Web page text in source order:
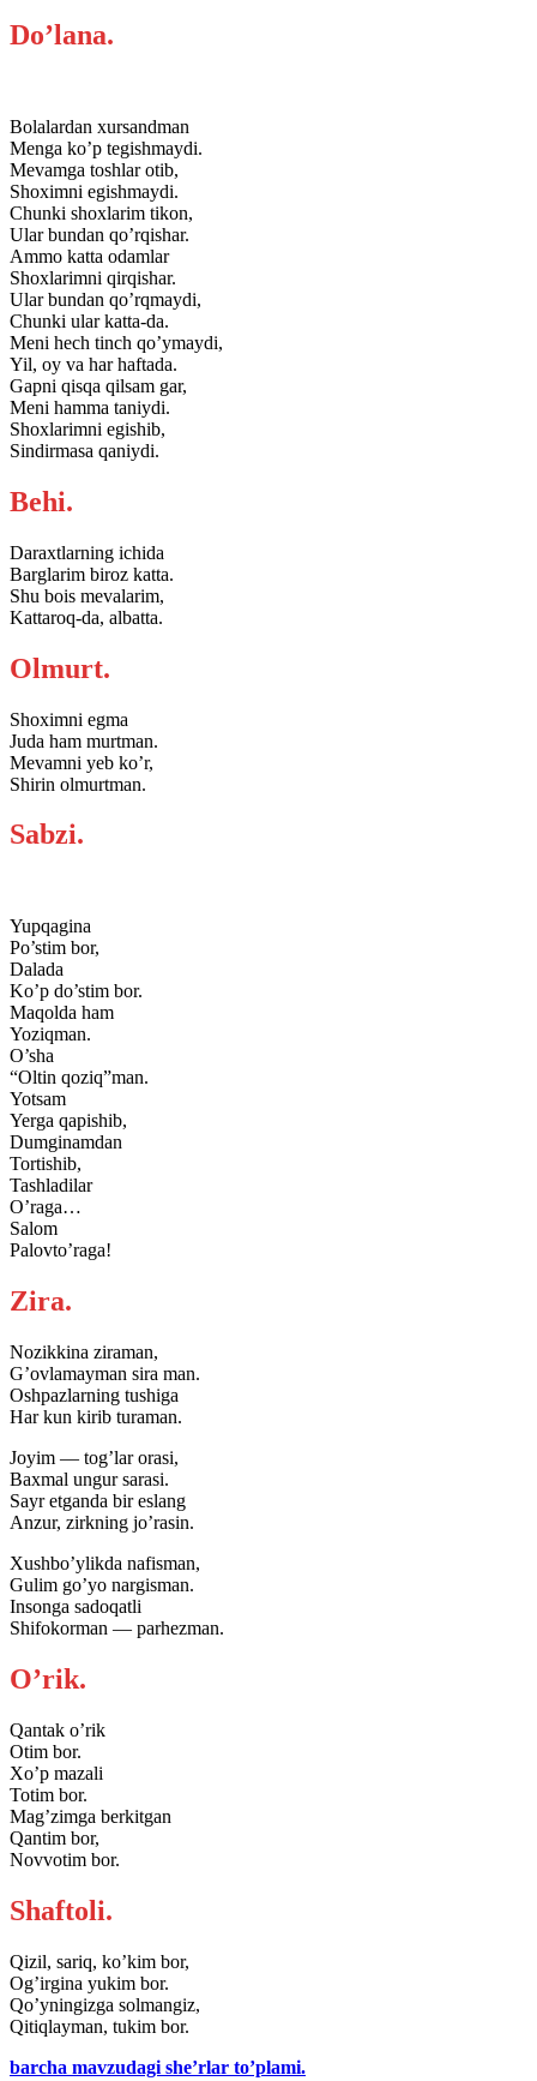
Do’lana.
Bolalardan xursandman
Menga ko’p tegishmaydi.
Mevamga toshlar otib,
Shoximni egishmaydi.
Chunki shoxlarim tikon,
Ular bundan qo’rqishar.
Ammo katta odamlar
Shoxlarimni qirqishar.
Ular bundan qo’rqmaydi,
Chunki ular katta-da.
Meni hech tinch qo’ymaydi,
Yil, oy va har haftada.
Gapni qisqa qilsam gar,
Meni hamma taniydi.
Shoxlarimni egishib,
Sindirmasa qaniydi.
Behi.
Daraxtlarning ichida
Barglarim biroz katta.
Shu bois mevalarim,
Kattaroq-da, albatta.
Olmurt.
Shoximni egma
Juda ham murtman.
Mevamni yeb ko’r,
Shirin olmurtman.
Sabzi.
Yupqagina
Po’stim bor,
Dalada
Ko’p do’stim bor.
Maqolda ham
Yoziqman.
O’sha
“Oltin qoziq”man.
Yotsam
Yerga qapishib,
Dumginamdan
Tortishib,
Tashladilar
O’raga…
Salom
Palovto’raga!
Zira.
Nozikkina ziraman,
G’ovlamayman sira man.
Oshpazlarning tushiga
Har kun kirib turaman.
Joyim — tog’lar orasi,
Baxmal ungur sarasi.
Sayr etganda bir eslang
Anzur, zirkning jo’rasin.
Xushbo’ylikda nafisman,
Gulim go’yo nargisman.
Insonga sadoqatli
Shifokorman — parhezman.
O’rik.
Qantak o’rik
Otim bor.
Xo’p mazali
Totim bor.
Mag’zimga berkitgan
Qantim bor,
Novvotim bor.
Shaftoli.
Qizil, sariq, ko’kim bor,
Og’irgina yukim bor.
Qo’yningizga solmangiz,
Qitiqlayman, tukim bor.
barcha mavzudagi she’rlar to’plami.